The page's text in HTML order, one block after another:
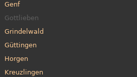
Genf
Gottlieben
Grindelwald
Güttingen
Horgen
Kreuzlingen